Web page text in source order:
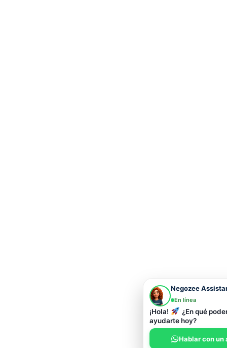
Negozee
En línea
¡Hola!
¿En qué
ayudarte hoy?
Hablar con un